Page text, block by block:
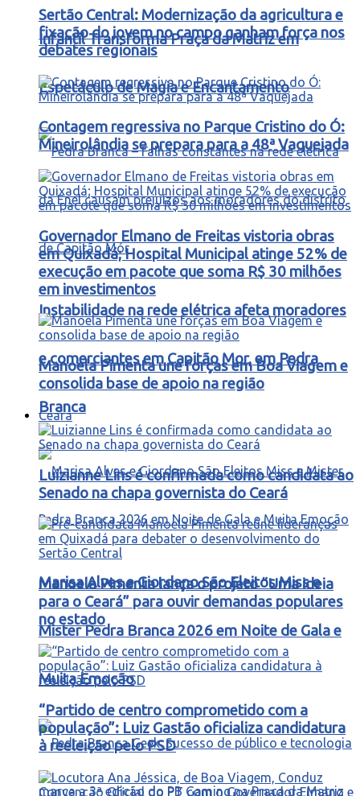
Infantil Transforma Praça da Matriz em
Espetáculo de Magia e Encantamento
Instabilidade na rede elétrica afeta moradores
e comerciantes em Capitão Mor, em Pedra
Branca
Marisa Alves e Giordano São Eleitos Miss e
Mister Pedra Branca 2026 em Noite de Gala e
Muita Emoção
Sertão Central: Modernização da agricultura e
fixação do jovem no campo ganham força nos
debates regionais
Contagem regressiva no Parque Cristino do Ó:
Mineirolândia se prepara para a 48ª Vaquejada
Governador Elmano de Freitas vistoria obras
em Quixadá; Hospital Municipal atinge 52% de
execução em pacote que soma R$ 30 milhões
em investimentos
Manoela Pimenta une forças em Boa Viagem e
consolida base de apoio na região
Ceará
Luizianne Lins é confirmada como candidata ao
Senado na chapa governista do Ceará
Manoela Pimenta lança o projeto “Uma ideia
para o Ceará” para ouvir demandas populares
no estado
“Partido de centro comprometido com a
população”: Luiz Gastão oficializa candidatura
à reeleição pelo PSD